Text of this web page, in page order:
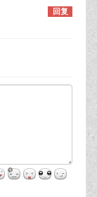
回复